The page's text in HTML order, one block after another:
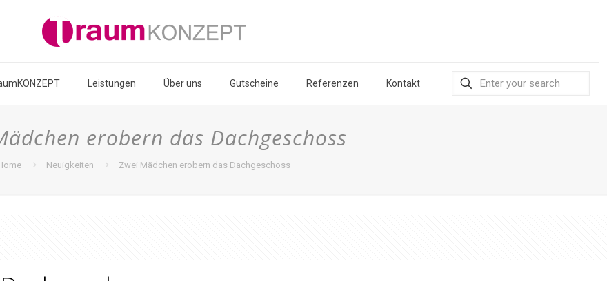
Leistungen Über uns Gutscheine Referenzen Kontakt
erobern das Dachgeschoss
Neuigkeiten Zwei Mädchen erobern das Dachgeschoss